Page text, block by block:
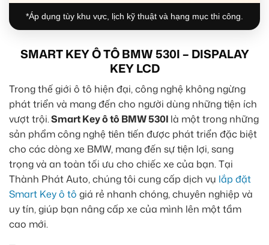
*Áp dụng tùy khu vực, lịch kỹ thuật và hạng mục thi công.
SMART KEY Ô TÔ BMW 530I – DISPALAY
KEY LCD
Trong thế giới ô tô hiện đại, công nghệ không ngừng
phát triển và mang đến cho người dùng những tiện ích
vượt trội.Smart Key ô tô BMW 530I là một trong những
sản phẩm công nghệ tiên tiến được phát triển đặc biệt
cho các dòng xe BMW, mang đến sự tiện lợi, sang
trọng và an toàn tối ưu cho chiếc xe của bạn. Tại
Thành Phát Auto, chúng tôi cung cấp dịch vụ lắp đặt
Smart Key ô tô giá rẻ nhanh chóng, chuyên nghiệp và
uy tín, giúp bạn nâng cấp xe của mình lên một tầm
cao mới.